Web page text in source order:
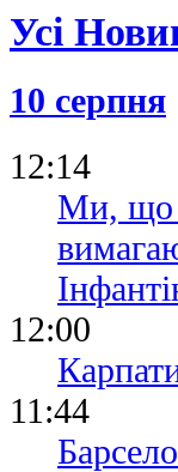
Усі
10 серпня
12:14
Ми, що
12:00
11:44